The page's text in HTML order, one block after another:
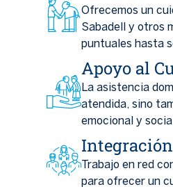
Ofrecemos un
Sabadell y otros
puntuales hasta
Apoyo al
La asistencia
atendida, sino
emocional y
Trabajo en red
para ofrecer un